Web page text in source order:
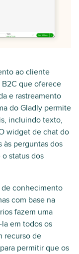
ao cliente
B2C que oferece
e rastreamento
do Gladly permite
incluindo texto,
widget de chat do
às perguntas dos
status dos
de conhecimento
com base na
fazem uma
em todos os
recurso de
permitir que os